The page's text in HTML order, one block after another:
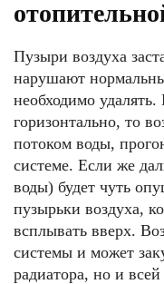
Пузыри воздуха
нарушают
необходимо
горизонтально, то
потоком воды,
системе. Если же
воды) будет чуть
пузырьки воздуха,
всплывать вверх.
системы и может
радиатора, но и